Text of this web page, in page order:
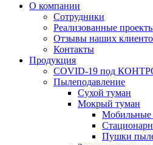
О компании
Сотрудники
Реализованные
Отзывы наших
Контакты
Продукция
COVID-19 под
Пылеподавление
Сухой туман
Мокрый туман
Мобильные
Пушки